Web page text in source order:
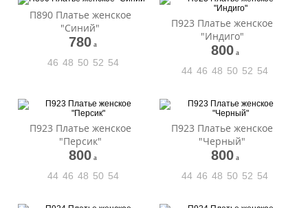
П890 Платье женское
"Синий"
780 a
46 48 50 52 54
П923 Платье женское
"Индиго"
800 a
44 46 48 50 52 54
П923 Платье женское
"Персик"
800 a
44 46 48 50 54
П923 Платье женское
"Черный"
800 a
44 46 48 50 52 54